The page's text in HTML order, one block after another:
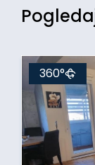
360°